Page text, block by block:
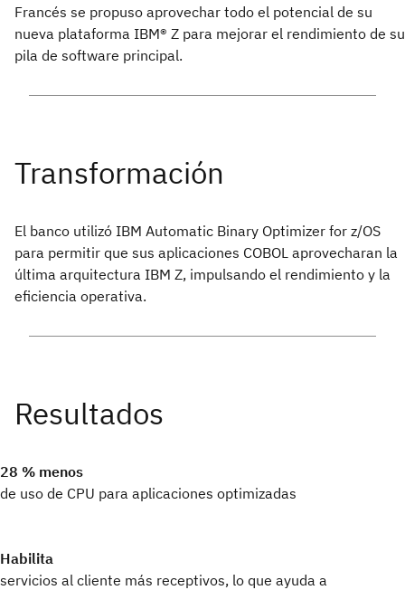
Francés se propuso aprovechar todo el potencial de su
nueva plataforma IBM® Z para mejorar el rendimiento de su
pila de software principal.
El banco utilizó IBM Automatic Binary Optimizer for z/OS
para permitir que sus aplicaciones COBOL aprovecharan la
última arquitectura IBM Z, impulsando el rendimiento y la
eficiencia operativa.
28 % menos
de uso de CPU para aplicaciones optimizadas
Habilita
servicios al cliente más receptivos, lo que ayuda a